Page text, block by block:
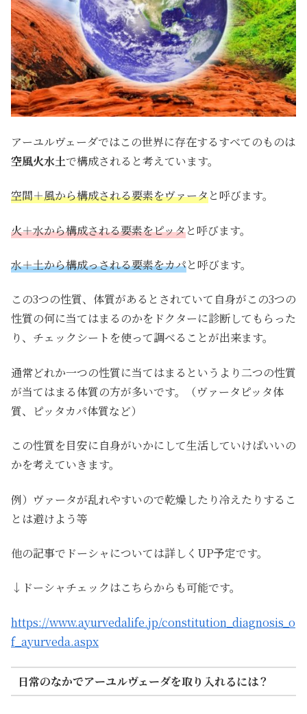
アーユルヴェーダではこの世界に存在するすべてのものは
空風火水土で構成されると考えています。
空間＋風から構成される要素をヴァータと呼びます。
火＋水から構成される要素をピッタと呼びます。
水＋土から構成っされる要素をカパと呼びます。
この3つの性質、体質があるとされていて自身がこの3つの
性質の何に当てはまるのかをドクターに診断してもらった
り、チェックシートを使って調べることが出来ます。
通常どれか一つの性質に当てはまるというより二つの性質
が当てはまる体質の方が多いです。（ヴァータピッタ体
質、ピッタカパ体質など）
この性質を目安に自身がいかにして生活していけばいいの
かを考えていきます。
例）ヴァータが乱れやすいので乾燥したり冷えたりするこ
とは避けよう等
他の記事でドーシャについては詳しくUP予定です。
↓ドーシャチェックはこちらからも可能です。
https://www.ayurvedalife.jp/constitution_diagnosis_o
f_ayurveda.aspx
日常のなかでアーユルヴェーダを取り入れるには？